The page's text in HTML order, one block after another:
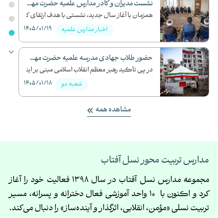
نشست مدیران و کادر مدارس علمیه حضرت مهدی (عج) با استاد نظافت
همزمان با آغاز سال جدید، نشستی با هدف ارتقای کیفیت...
1405/01/19 اخبار مدارس علمیه
حضور طلاب جهادی مدرسه علمیه حضرت مهدی(عج) در پایتخت
در پی تأکید رهبر معظم انقلاب اسلامی مبنی بر اینکه ...
1405/01/18 شعبه دو
مشاهده همه
مدارس تربیت محور نسل آفتاب
مجموعه مدارس نسل آفتاب در سال1398 فعالیت خود را آغاز
کرد و اکنون با
واحد آموزشی فعال دخترانه و پسرانه، مسیر
تربیت نسلی «مؤمن، انقلابی، اثرگذار وآینده‌ساز» را دنبال می‌کند.